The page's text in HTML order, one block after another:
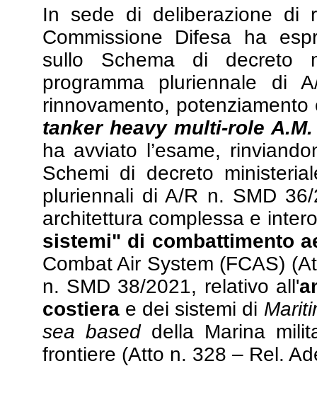
In sede di deliberazione di
Commissione Difesa ha
sullo Schema di decreto
programma pluriennale di
rinnovamento,
tanker heavy multi-role A.M.
ha avviato l’esame,
Schemi di decreto
pluriennali di A/R n. SMD
architettura complessa e
sistemi" di combattimento
Combat Air System (FCAS)
n. SMD 38/2021, relativo all'
costierae dei sistemi di
sea baseddella Marina
frontiere (Atto n. 328 – Rel.